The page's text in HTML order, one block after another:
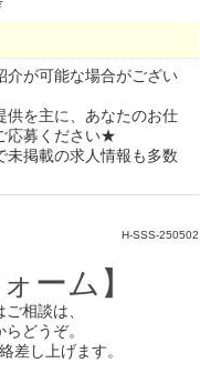
介が可能な場合がござい
供を主に、あなたのお仕
応募ください★
未掲載の求人情報も多数
H-SSS-250502
ーム】
相談は、
どうぞ。
差し上げます。